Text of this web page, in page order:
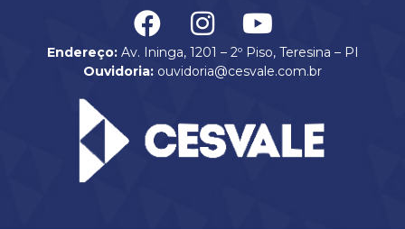
Endereço:Av. Ininga, 1201 – 2º Piso, Teresina – PI
Ouvidoria: ouvidoria@cesvale.com.br